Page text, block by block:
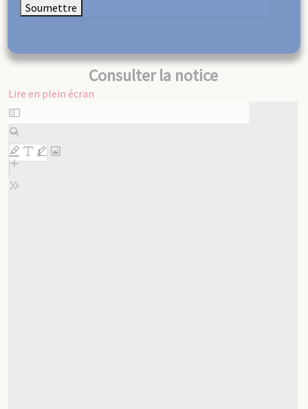
Consulter la notice
Lire en plein écran
Aller
au
contenu
PDF
Soumettre